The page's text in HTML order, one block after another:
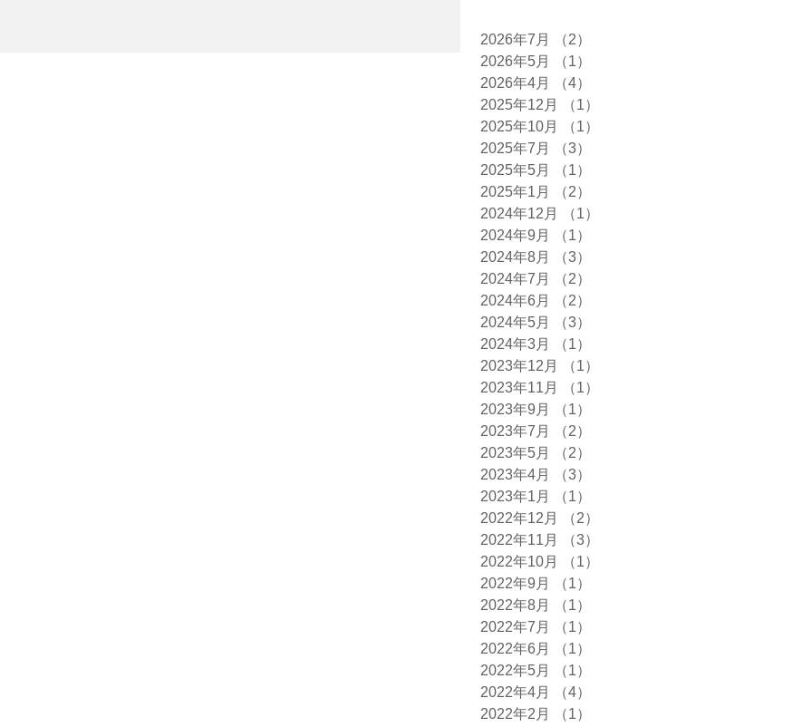
2026年7月 （2）
2026年5月
（1）
2026年4月
（4）
2025年12月
（1）
2025年10月
（1）
2025年7月
（3）
2025年5月
（1）
2025年1月
（2）
2024年12月
（1）
2024年9月
（1）
2024年8月
（3）
2024年7月
（2）
2024年6月
（2）
2024年5月
（3）
2024年3月
（1）
2023年12月
（1）
2023年11月
（1）
2023年9月
（1）
2023年7月
（2）
2023年5月
（2）
2023年4月
（3）
2023年1月
（1）
2022年12月
（2）
2022年11月
（3）
2022年10月
（1）
2022年9月
（1）
2022年8月
（1）
2022年7月
（1）
2022年6月
（1）
2022年5月
（1）
2022年4月
（4）
2022年2月
（1）